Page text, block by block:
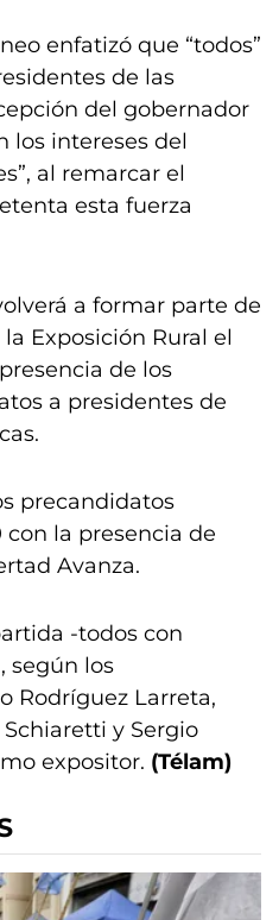
enfatizó que “todos”
de las
del gobernador
los intereses del
al remarcar el
esta fuerza
a formar parte de
Exposición Rural el
de los
a presidentes de
precandidatos
con la presencia de
Avanza.
-todos con
según los
Rodríguez Larreta,
y Sergio
expositor. (Télam)